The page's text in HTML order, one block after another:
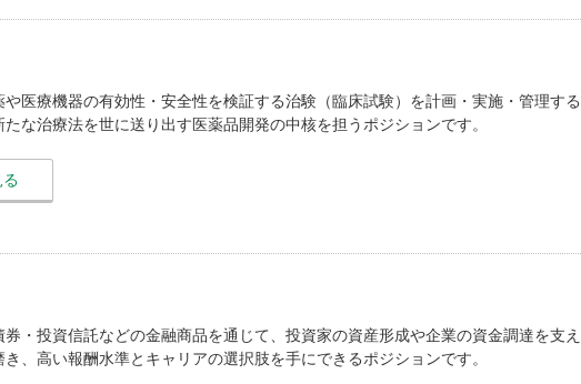
や医療機器の有効性・安全性を検証する治験（臨床試験）を計画・実施・管理す
な治療法を世に送り出す医薬品開発の中核を担うポジションです。
券・投資信託などの金融商品を通じて、投資家の資産形成や企業の資金調達を支
、高い報酬水準とキャリアの選択肢を手にできるポジションです。